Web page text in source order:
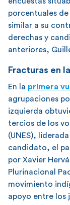
porcentuales
similar a su
derechas y
anteriores,
Fracturas en
En la primera
agrupaciones
izquierda
tercios de los
(UNES),
candidato, el
por Xavier
Plurinacional
movimiento
apoyo entre los